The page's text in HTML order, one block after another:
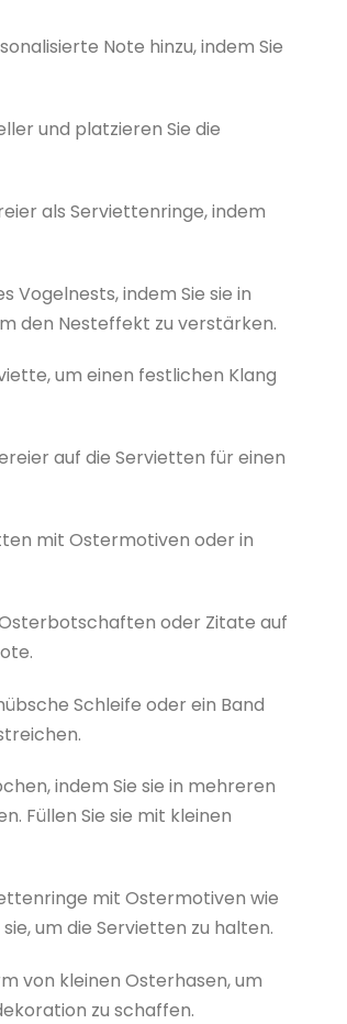
Note hinzu, indem Sie
und platzieren Sie die
als Serviettenringe, indem
Vogelnests, indem Sie sie in
den Nesteffekt zu verstärken.
um einen festlichen Klang
auf die Servietten für einen
mit Ostermotiven oder in
oder Zitate auf
Schleife oder ein Band
indem Sie sie in mehreren
Füllen Sie sie mit kleinen
mit Ostermotiven wie
um die Servietten zu halten.
von kleinen Osterhasen, um
zu schaffen.